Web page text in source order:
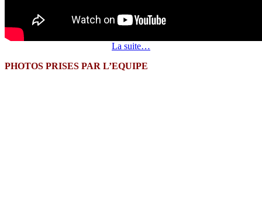
La suite…
PHOTOS PRISES PAR L’EQUIPE